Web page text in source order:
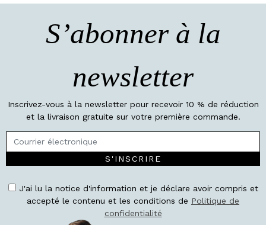
S’abonner à la
newsletter
Inscrivez-vous à la newsletter pour recevoir 10 % de réduction
et la livraison gratuite sur votre première commande.
S'INSCRIRE
J'ai lu la notice d'information et je déclare avoir compris et
accepté le contenu et les conditions de Politique de
confidentialité